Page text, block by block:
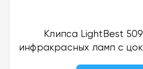
Клипса LightBest
инфракрасных ламп с